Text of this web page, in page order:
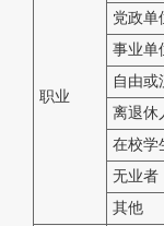
职业
党政单
事业单
自由或
离退休
在校学
无业者
其他